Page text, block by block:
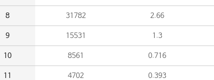
8 31782 2.66
9 15531 1.3
10 8561 0.716
11 4702 0.393